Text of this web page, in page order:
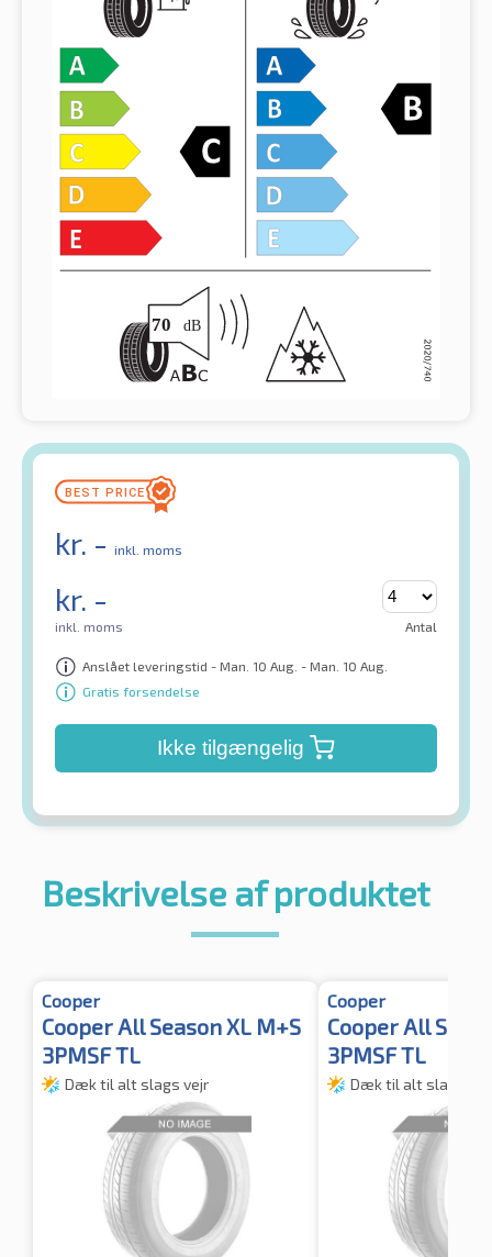
kr. - inkl. moms
kr. -
inkl. moms Antal
Anslået leveringstid - Man. 10 Aug. - Man. 10 Aug.
Gratis forsendelse
Ikke tilgængelig
Beskrivelse af produktet
Cooper
Cooper All Season XL M+S
3PMSF TL
Dæk til alt slags vejr
Cooper
Cooper All
3PMSF TL
Dæk til alt slags